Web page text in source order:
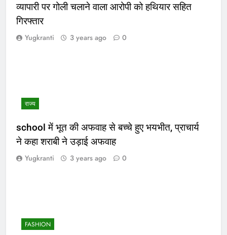
व्यापारी पर गोली चलाने वाला आरोपी को हथियार सहित
गिरफ्तार
Yugkranti 3 years ago 0
राज्य
school में भूत की अफवाह से बच्चे हुए भयभीत, प्राचार्य
ने कहा शराबी ने उड़ाई अफवाह
Yugkranti 3 years ago 0
FASHION